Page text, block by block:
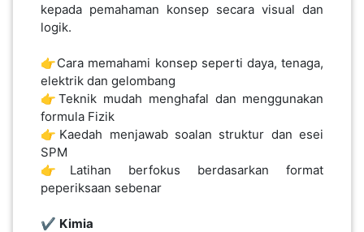
kepada pemahaman konsep secara visual dan
logik.
👉Cara memahami konsep seperti daya, tenaga,
elektrik dan gelombang
👉Teknik mudah menghafal dan menggunakan
formula Fizik
👉Kaedah menjawab soalan struktur dan esei
SPM
👉Latihan berfokus berdasarkan format
peperiksaan sebenar
✔️ Kimia